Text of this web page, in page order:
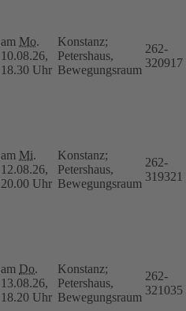
am Mo.
10.08.26,
18.30 Uhr
Konstanz;
Petershaus,
Bewegungsraum
262-
320917
am Mi.
12.08.26,
20.00 Uhr
Konstanz;
Petershaus,
Bewegungsraum
262-
319321
am Do.
13.08.26,
18.20 Uhr
Konstanz;
Petershaus,
Bewegungsraum
262-
321035